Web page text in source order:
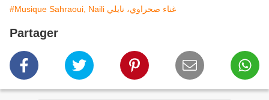
#Musique Sahraoui, Naili غناء صحراوي، نايلي
Partager